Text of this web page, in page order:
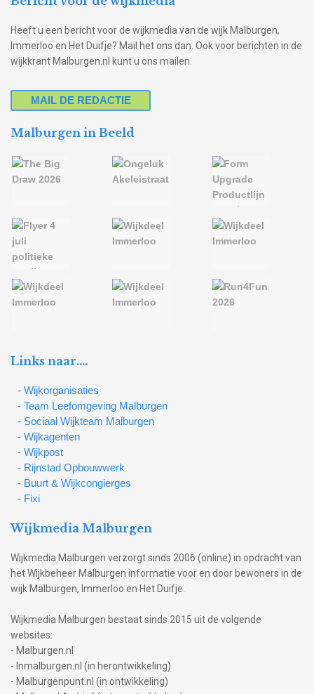
Heeft u een bericht voor de wijkmedia van de wijk Malburgen,
Immerloo en Het Duifje? Mail het ons dan. Ook voor berichten in de
wijkkrant Malburgen.nl kunt u ons mailen.
MAIL DE REDACTIE
Malburgen in Beeld
Links naar….
- Wijkorganisaties
- Team Leefomgeving Malburgen
- Sociaal Wijkteam Malburgen
- Wijkagenten
- Wijkpost
- Rijnstad Opbouwwerk
- Buurt & Wijkcongierges
- Fixi
Wijkmedia Malburgen
Wijkmedia Malburgen verzorgt sinds 2006 (online) in opdracht van
het Wijkbeheer Malburgen informatie voor en door bewoners in de
wijk Malburgen, Immerloo en Het Duifje.
Wijkmedia Malburgen bestaat sinds 2015 uit de volgende
websites:
- Malburgen.nl
- Inmalburgen.nl (in herontwikkeling)
- Malburgenpunt.nl (in ontwikkeling)